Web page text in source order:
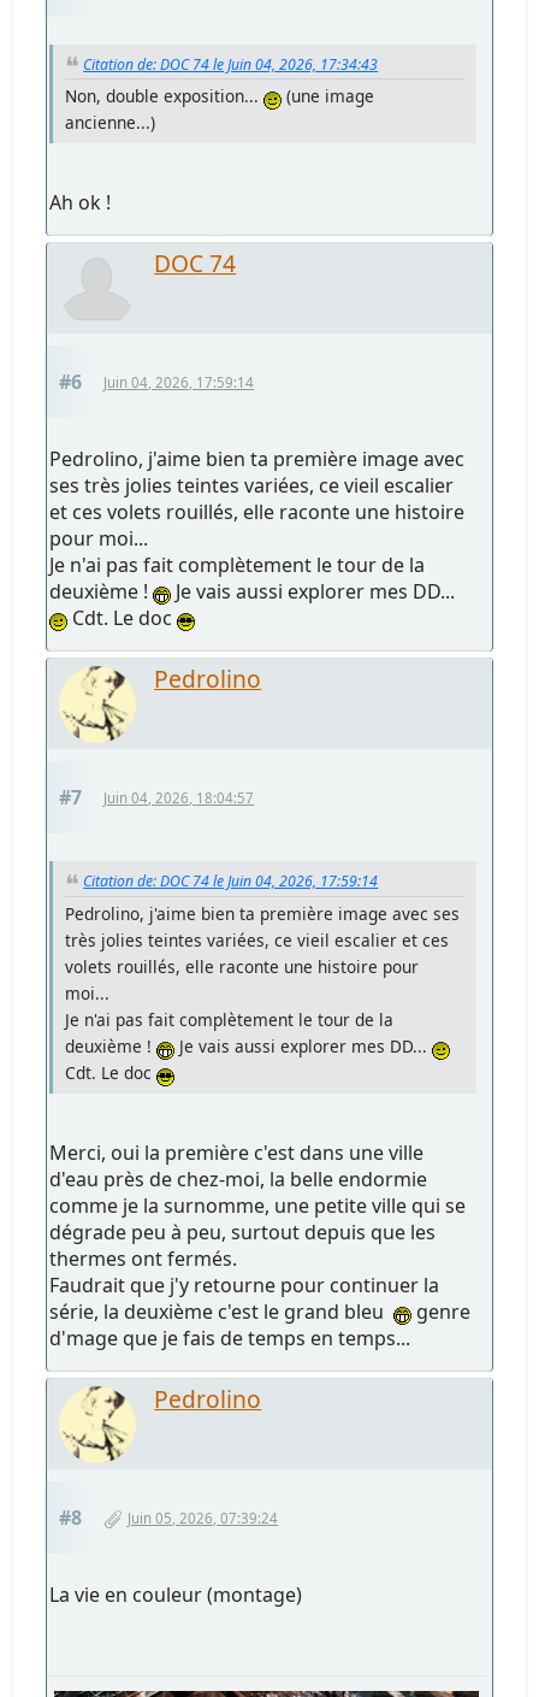
Citation de: DOC 74 le Juin 04, 2026, 17:34:43
Non, double exposition...
(une image
ancienne...)
Ah ok !
DOC 74
#6 Juin 04, 2026, 17:59:14
Pedrolino, j'aime bien ta première image avec
ses très jolies teintes variées, ce vieil escalier
et ces volets rouillés, elle raconte une histoire
pour moi...
Je n'ai pas fait complètement le tour de la
deuxième !
Je vais aussi explorer mes DD...
Cdt. Le doc
Pedrolino
#7 Juin 04, 2026, 18:04:57
Citation de: DOC 74 le Juin 04, 2026, 17:59:14
Pedrolino, j'aime bien ta première image avec ses
très jolies teintes variées, ce vieil escalier et ces
volets rouillés, elle raconte une histoire pour
moi...
Je n'ai pas fait complètement le tour de la
deuxième !
Je vais aussi explorer mes DD...
Cdt. Le doc
Merci, oui la première c'est dans une ville
d'eau près de chez-moi, la belle endormie
comme je la surnomme, une petite ville qui se
dégrade peu à peu, surtout depuis que les
thermes ont fermés.
Faudrait que j'y retourne pour continuer la
série, la deuxième c'est le grand bleu
genre
d'mage que je fais de temps en temps...
Pedrolino
#8 Juin 05, 2026, 07:39:24
La vie en couleur (montage)